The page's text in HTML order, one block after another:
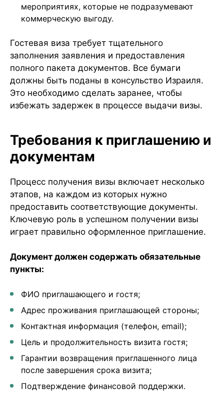
мероприятиях, которые не подразумевают
коммерческую выгоду.
Гостевая виза требует тщательного
заполнения заявления и предоставления
полного пакета документов. Все бумаги
должны быть поданы в консульство Израиля.
Это необходимо сделать заранее, чтобы
избежать задержек в процессе выдачи визы.
Требования к приглашению и
документам
Процесс получения визы включает несколько
этапов, на каждом из которых нужно
предоставить соответствующие документы.
Ключевую роль в успешном получении визы
играет правильно оформленное приглашение.
Документ должен содержать обязательные
пункты:
ФИО приглашающего и гостя;
Адрес проживания приглашающей стороны;
Контактная информация (телефон, email);
Цель и продолжительность визита гостя;
Гарантии возвращения приглашенного лица
после завершения срока визита;
Подтверждение финансовой поддержки.